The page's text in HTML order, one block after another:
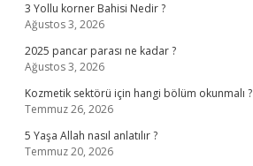
3 Yollu korner Bahisi Nedir ?
Ağustos 3, 2026
2025 pancar parası ne kadar ?
Ağustos 3, 2026
Kozmetik sektörü için hangi bölüm okunmalı ?
Temmuz 26, 2026
5 Yaşa Allah nasıl anlatılır ?
Temmuz 20, 2026